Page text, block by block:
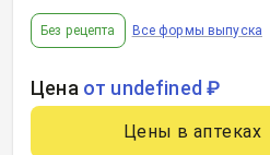
Без рецепта Все формы выпуска
Цена от undefined ₽
Цены в аптеках